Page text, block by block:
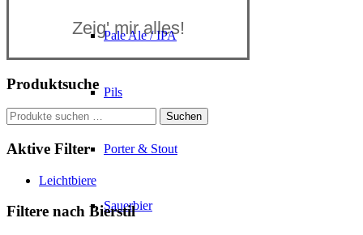
Pale Ale / IPA
Pils
Porter & Stout
Sauerbier
Zeig' mir alles!
Produktsuche
Suchen
nach:
Suchen
Aktive Filter
Leichtbiere
Filtere nach Bierstil